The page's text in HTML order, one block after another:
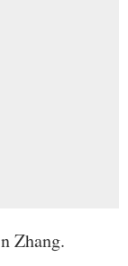
Zhang.